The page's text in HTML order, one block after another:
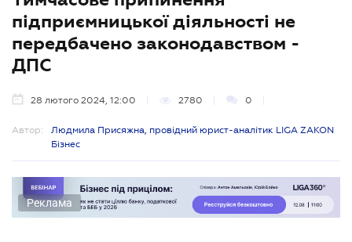
підприємницької діяльності не
передбачено законодавством -
ДПС
28 лютого 2024, 12:00 2780 0
Автор:
Людмила Присяжна, провідний юрист-аналітик LIGA ZAKON
Бізнес
Реклама